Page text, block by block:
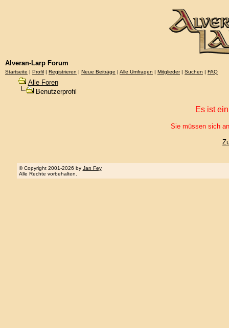
Alveran-Larp Forum
Startseite | Profil | Registrieren | Neue Beiträge | Alle Umfragen | Mitglieder| Suchen | FAQ
Alle Foren
Benutzerprofil
Es ist
Sie müssen sich
© Copyright 2001-2026 by Jan Fey
Alle Rechte vorbehalten.